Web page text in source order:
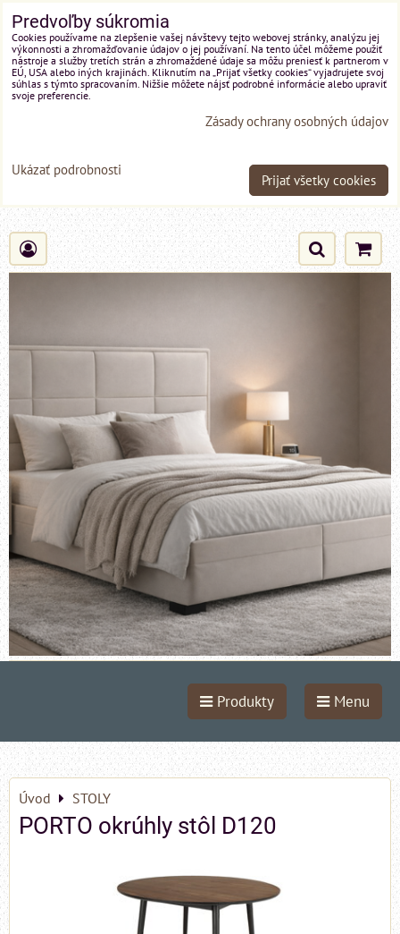
Produkty Menu
Úvod STOLY
PORTO okrúhly stôl D120
Predvoľby súkromia
Cookies používame na zlepšenie vašej návštevy tejto webovej stránky, analýzu jej
výkonnosti a zhromažďovanie údajov o jej používaní. Na tento účel môžeme použiť
nástroje a služby tretích strán a zhromaždené údaje sa môžu preniesť k partnerom v
EÚ, USA alebo iných krajinách. Kliknutím na „Prijať všetky cookies“ vyjadrujete svoj
súhlas s týmto spracovaním. Nižšie môžete nájsť podrobné informácie alebo upraviť
svoje preferencie.
Zásady ochrany osobných údajov
Ukázať podrobnosti
Prijať všetky cookies